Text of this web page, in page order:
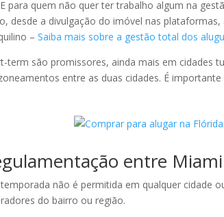
para quem não quer ter trabalho algum na
desde a divulgação do imóvel nas
–Saiba mais sobre a gestão total dos
term são promissores, ainda mais em cidades
entre as duas cidades. É importante
entre
não é permitida em qualquer cidade
do bairro ou região.